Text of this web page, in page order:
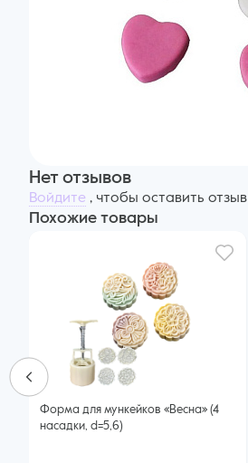
Нет отзывов
Войдите , чтобы оставить отзыв
Похожие товары
Форма для мункейков «Весна» (4
насадки, d=5,6)